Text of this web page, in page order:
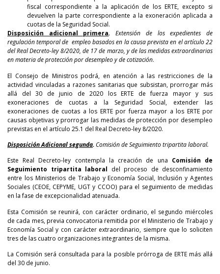
fiscal correspondiente a la aplicación de los ERTE, excepto si
devuelven la parte correspondiente a la exoneración aplicada a
cuotas de la Seguridad Social.
Disposición adicional primera.Extensión de los expedientes de
regulación temporal de empleo basados en la causa prevista en el artículo 22
del Real Decreto-ley 8/2020, de 17 de marzo, y de las medidas extraordinarias
en materia de protección por desempleo y de cotización.
El Consejo de Ministros podrá, en atención a las restricciones de la
actividad vinculadas a razones sanitarias que subsistan, prorrogar más
allá del 30 de junio de 2020 los ERTE de fuerza mayor y sus
exoneraciones de cuotas a la Seguridad Social, extender las
exoneraciones de cuotas a los ERTE por fuerza mayor a los ERTE por
causas objetivas y prorrogar las medidas de protección por desempleo
previstas en el artículo 25.1 del Real Decreto-ley 8/2020.
Disposición Adicional segunda.Comisión de Seguimiento tripartita laboral.
Este Real Decreto-ley contempla la creación de una Comisión de
Seguimiento tripartita laboral del proceso de desconfinamiento
entre los Ministerios de Trabajo y Economía Social, Inclusión y Agentes
Sociales (CEOE, CEPYME, UGT y CCOO) para el seguimiento de medidas
en la fase de excepcionalidad atenuada.
Esta Comisión se reunirá, con carácter ordinario, el segundo miércoles
de cada mes, previa convocatoria remitida por el Ministerio de Trabajo y
Economía Social y con carácter extraordinario, siempre que lo soliciten
tres de las cuatro organizaciones integrantes de la misma.
La Comisión será consultada para la posible prórroga de ERTE más allá
del 30 de junio.